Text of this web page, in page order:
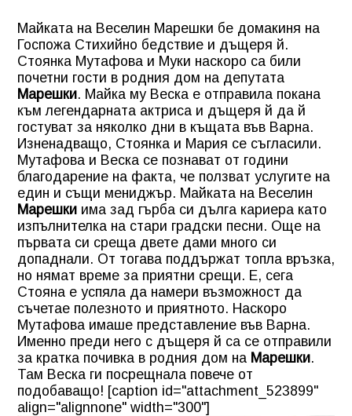
Майката на Веселин Марешки бе домакиня на
Госпожа Стихийно бедствие и дъщеря й.
Стоянка Мутафова и Муки наскоро са били
почетни гости в родния дом на депутата
Марешки. Майка му Веска е отправила покана
към легендарната актриса и дъщеря й да й
гостуват за няколко дни в къщата във Варна.
Изненадващо, Стоянка и Мария се съгласили.
Мутафова и Веска се познават от години
благодарение на факта, че ползват услугите на
един и същи мениджър. Майката на Веселин
Марешки има зад гърба си дълга кариера като
изпълнителка на стари градски песни. Още на
първата си среща двете дами много си
допаднали. От тогава поддържат топла връзка,
но нямат време за приятни срещи. Е, сега
Стояна е успяла да намери възможност да
съчетае полезното и приятното. Наскоро
Мутафова имаше представление във Варна.
Именно преди него с дъщеря й са се отправили
за кратка почивка в родния дом на Марешки.
Там Веска ги посрещнала повече от
подобаващо! [caption id="attachment_523899"
align="alignnone" width="300"]